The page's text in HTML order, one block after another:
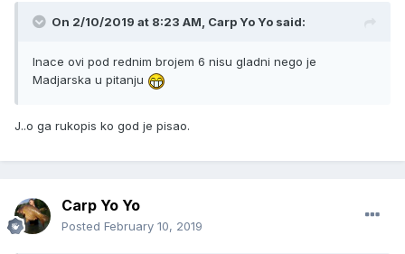
On 2/10/2019 at 8:23 AM, Carp Yo Yo said:
Inace ovi pod rednim brojem 6 nisu gladni nego je
Madjarska u pitanju
J..o ga rukopis ko god je pisao.
Carp Yo Yo
Posted February 10, 2019